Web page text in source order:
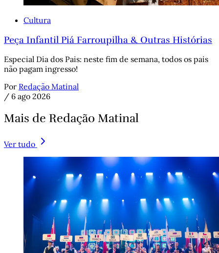
Cultura
Peça Infantil Piá Farroupilha & Outras Histórias
Especial Dia dos Pais: neste fim de semana, todos os pais
não pagam ingresso!
Por Redação Matinal
/ 6 ago 2026
Mais de Redação Matinal
Ver tudo